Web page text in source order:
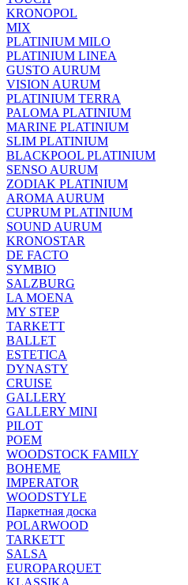
KRONOPOL
MIX
PLATINIUM MILO
PLATINIUM LINEA
GUSTO AURUM
VISION AURUM
PLATINIUM TERRA
PALOMA PLATINIUM
MARINE PLATINIUM
SLIM PLATINIUM
BLACKPOOL PLATINIUM
SENSO AURUM
ZODIAK PLATINIUM
AROMA AURUM
CUPRUM PLATINIUM
SOUND AURUM
KRONOSTAR
DE FACTO
SYMBIO
SALZBURG
LA MOENA
MY STEP
TARKETT
BALLET
ESTETICA
DYNASTY
CRUISE
GALLERY
GALLERY MINI
PILOT
POEM
WOODSTOCK FAMILY
BOHEME
IMPERATOR
WOODSTYLE
Паркетная доска
POLARWOOD
TARKETT
SALSA
EUROPARQUET
KLASSIKA